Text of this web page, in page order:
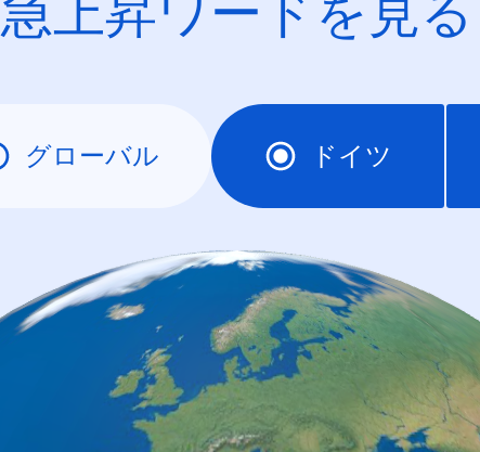
急上昇ワードを見る
グローバル ドイツ